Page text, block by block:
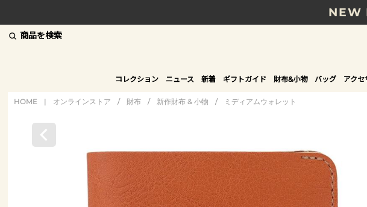
NEW
8/17(月)10時ま
贈る相手やシー
NEW IN
商品を検索
コレクション ニュース 新着 ギフトガイド 財布&小物 バッグ アクセ
HOME | オンラインストア / 財布 / 新作財布 & 小物 / ミディアムウォレット